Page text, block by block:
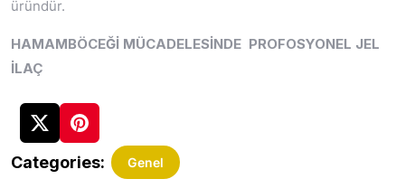
üründür.
HAMAMBÖCEĞİ MÜCADELESİNDE PROFOSYONEL JEL
İLAÇ
Categories: Genel